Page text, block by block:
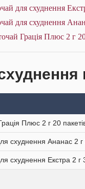
для схуднення
для схуднення
Грація Плюс 2 г
Плюс 2 г 20
схуднення Ананас 2 г
схуднення Екстра 2 г